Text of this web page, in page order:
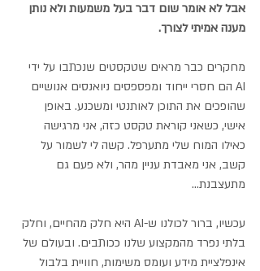
אבל לא אומר שום דבר בעל משמעות ולא נותן
מענה אמיתי לצורך.
מחקרים כבר מראים שטקסטים שנכתבו על ידי
AI הם חסרי ייחוד ומפספסים ניואנסים אנושיים
שהופכים את התוכן לאותנטי ומשכנע. באופן
אישי, כשאני קוראת טקסט כזה, אני מרגישה
כאילו המוח שלי מתערפל. קשה לי לשמור על
קשב, אני מאבדת עניין מהר, ולא פעם גם
מתעצבנת...
עכשיו, ברור לכולנו ש-AI היא חלק מהחיים, וחלק
בלתי נפרד מהמקצוע שלנו ככותבים. ובעולם של
אינפלציית מידע ועומס משימות, חוויית בלבול